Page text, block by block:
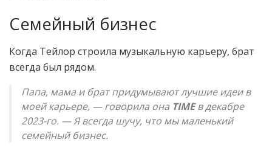
Семейный бизнес
Когда Тейлор строила музыкальную карьеру, брат
всегда был рядом.
Папа, мама и брат придумывают лучшие идеи в
моей карьере, — говорила она TIMEв декабре
2023-го. — Я всегда шучу, что мы маленький
семейный бизнес.